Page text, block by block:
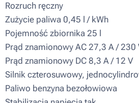
Rozruch ręczny
Zużycie paliwa 0,45 l / kWh
Pojemność zbiornika 25 l
Prąd znamionowy AC 27,3 A / 230
Prąd znamionowy DC 8,3 A / 12 V
Silnik czterosuwowy,
Paliwo benzyna bezołowiowa